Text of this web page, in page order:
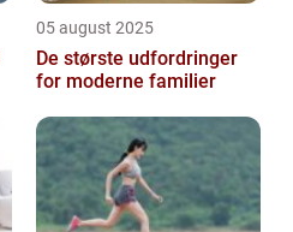
05 august 2025
De største udfordringer
for moderne familier